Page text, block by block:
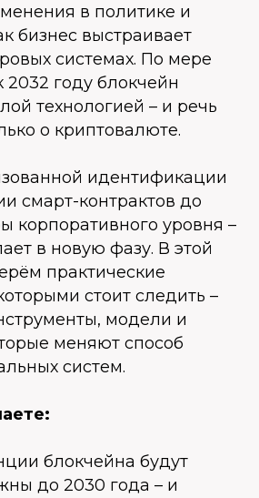
в политике и
бизнес выстраивает
системах. По мере
году блокчейн
технологией – и речь
о криптовалюте.
идентификации
смарт-контрактов до
корпоративного уровня –
в новую фазу. В этой
практические
стоит следить –
модели и
меняют способ
систем.
блокчейна будут
до 2030 года – и